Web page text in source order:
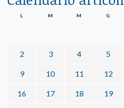
L M M G
2 3 4 5
9 10 11 12
16 17 18 19